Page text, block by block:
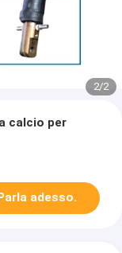
2/2
calcio per
adesso.